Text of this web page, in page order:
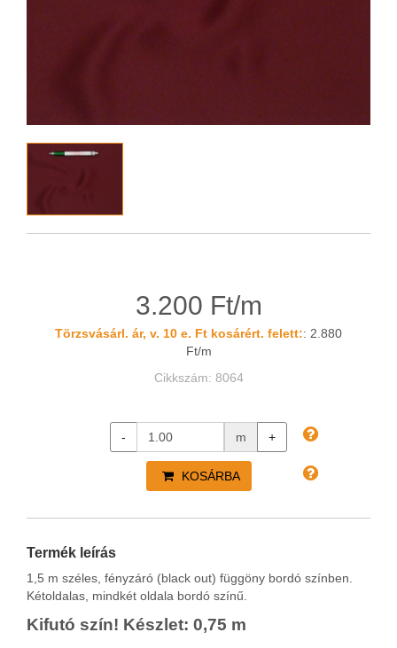
3.200 Ft/m
Törzsvásárl. ár, v. 10 e. Ft kosárért. felett:: 2.880
Ft/m
Cikkszám: 8064
- m +
KOSÁRBA
Termék leírás
1,5 m széles, fényzáró (black out) függöny bordó színben.
Kétoldalas, mindkét oldala bordó színű.
Kifutó szín! Készlet: 0,75 m